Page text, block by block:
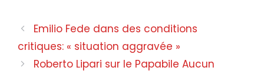
Navigation
des
articles
Emilio Fede dans des conditions
critiques: « situation aggravée »
Roberto Lipari sur le Papabile Aucun